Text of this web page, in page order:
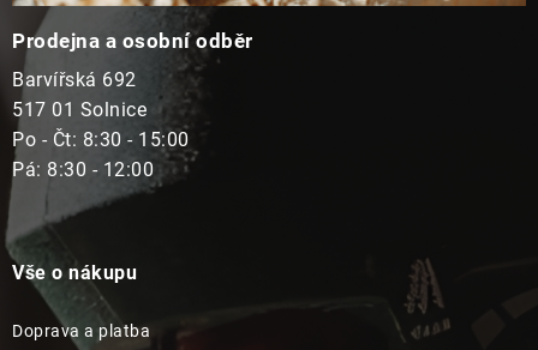
Prodejna a osobní odběr
Barvířská 692
517 01 Solnice
Po - Čt: 8:30 - 15:00
Pá: 8:30 - 12:00
Vše o nákupu
Doprava a platba